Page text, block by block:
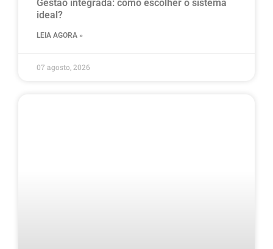
Gestão integrada: como escolher o sistema
ideal?
LEIA AGORA »
07 agosto, 2026